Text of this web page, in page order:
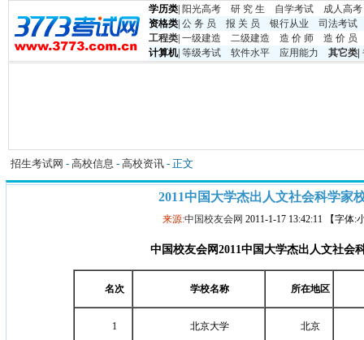
学历类 阳光高考 研 究 生 自学考试
成人高考
资格类 公 务 员 报 关 员 银行从业
司法考试
工程类 一级建造 二级建造 造 价 师
造 价 员
计算机| 等级考试 软件水平 应用能力 其它类
招生考试网 - 高校信息 - 高校资讯 - 正文
2011中国大学杰出人文社会科学家
来源:中国校友会网 2011-1-17 13:42:11 【字体:
中国校友会网2011中国大学杰出人文社会
名次 学校名称 所在地区
1 北京大学 北京